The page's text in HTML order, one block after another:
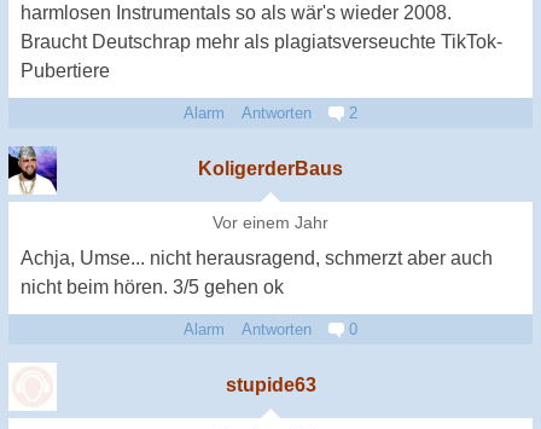
harmlosen Instrumentals so als wär's wieder 2008.
Braucht Deutschrap mehr als plagiatsverseuchte TikTok-
Pubertiere
Alarm Antworten 2
KoligerderBaus
Vor einem Jahr
Achja, Umse... nicht herausragend, schmerzt aber auch
nicht beim hören. 3/5 gehen ok
Alarm Antworten 0
stupide63